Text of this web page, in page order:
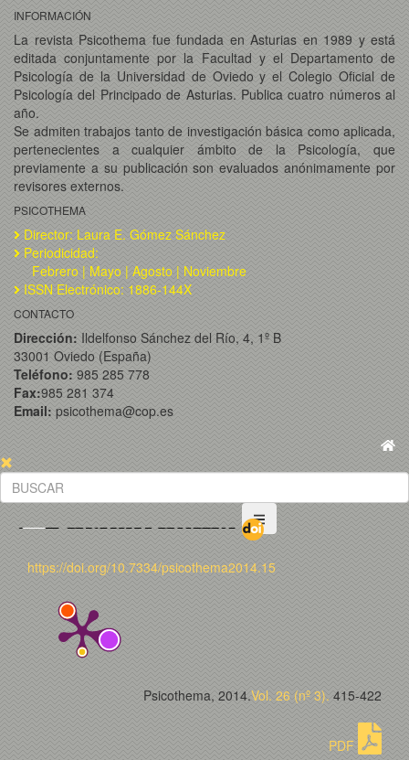
INFORMACIÓN
La revista Psicothema fue fundada en Asturias en 1989 y está
editada conjuntamente por la Facultad y el Departamento de
Psicología de la Universidad de Oviedo y el Colegio Oficial de
Psicología del Principado de Asturias. Publica cuatro números al
año.
Se admiten trabajos tanto de investigación básica como aplicada,
pertenecientes a cualquier ámbito de la Psicología, que
previamente a su publicación son evaluados anónimamente por
revisores externos.
PSICOTHEMA
Director: Laura E. Gómez Sánchez
Periodicidad:
Febrero | Mayo | Agosto | Noviembre
ISSN Electrónico: 1886-144X
CONTACTO
Dirección: Ildelfonso Sánchez del Río, 4, 1º B
33001 Oviedo (España)
Teléfono: 985 285 778
Fax:985 281 374
Email: psicothema@cop.es
https://doi.org/10.7334/psicothema2014.15
Psicothema, 2014.Vol. 26 (nº 3). 415-422
PDF